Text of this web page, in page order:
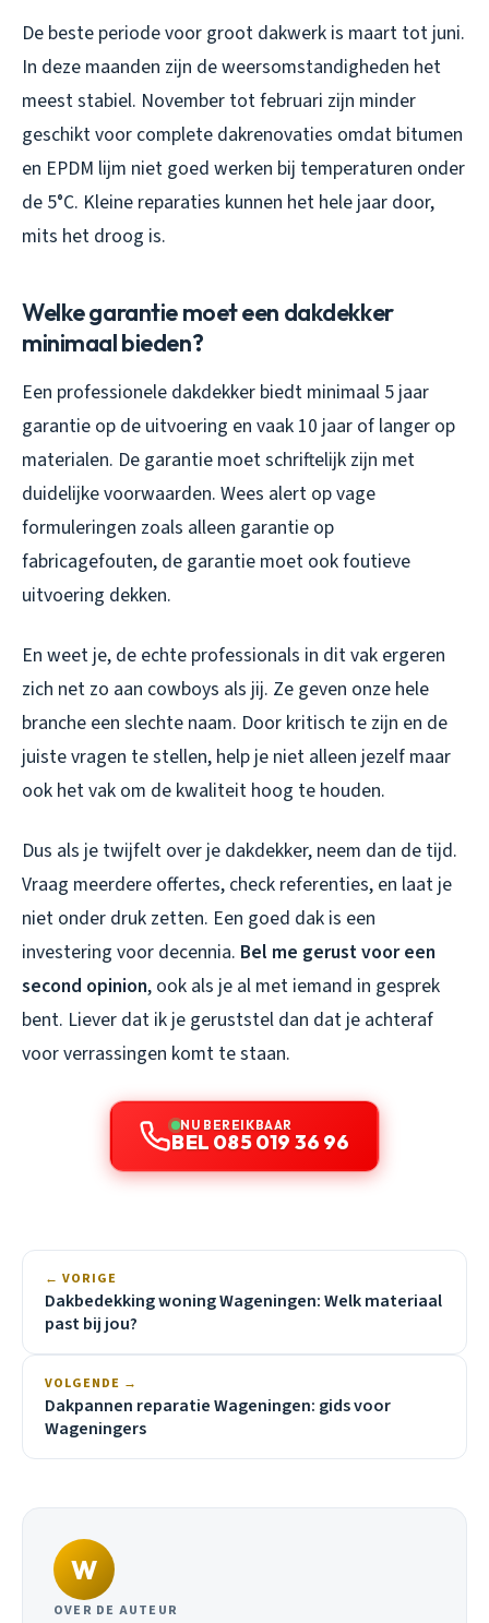
De beste periode voor groot dakwerk is maart tot juni.
In deze maanden zijn de weersomstandigheden het
meest stabiel. November tot februari zijn minder
geschikt voor complete dakrenovaties omdat bitumen
en EPDM lijm niet goed werken bij temperaturen onder
de 5°C. Kleine reparaties kunnen het hele jaar door,
mits het droog is.
Welke garantie moet een dakdekker
minimaal bieden?
Een professionele dakdekker biedt minimaal 5 jaar
garantie op de uitvoering en vaak 10 jaar of langer op
materialen. De garantie moet schriftelijk zijn met
duidelijke voorwaarden. Wees alert op vage
formuleringen zoals alleen garantie op
fabricagefouten, de garantie moet ook foutieve
uitvoering dekken.
En weet je, de echte professionals in dit vak ergeren
zich net zo aan cowboys als jij. Ze geven onze hele
branche een slechte naam. Door kritisch te zijn en de
juiste vragen te stellen, help je niet alleen jezelf maar
ook het vak om de kwaliteit hoog te houden.
Dus als je twijfelt over je dakdekker, neem dan de tijd.
Vraag meerdere offertes, check referenties, en laat je
niet onder druk zetten. Een goed dak is een
investering voor decennia. Bel me gerust voor een
second opinion, ook als je al met iemand in gesprek
bent. Liever dat ik je geruststel dan dat je achteraf
voor verrassingen komt te staan.
NU BEREIKBAAR
BEL 085 019 36 96
← VORIGE
Dakbedekking woning Wageningen: Welk materiaal
past bij jou?
VOLGENDE →
Dakpannen reparatie Wageningen: gids voor
Wageningers
W
OVER DE AUTEUR